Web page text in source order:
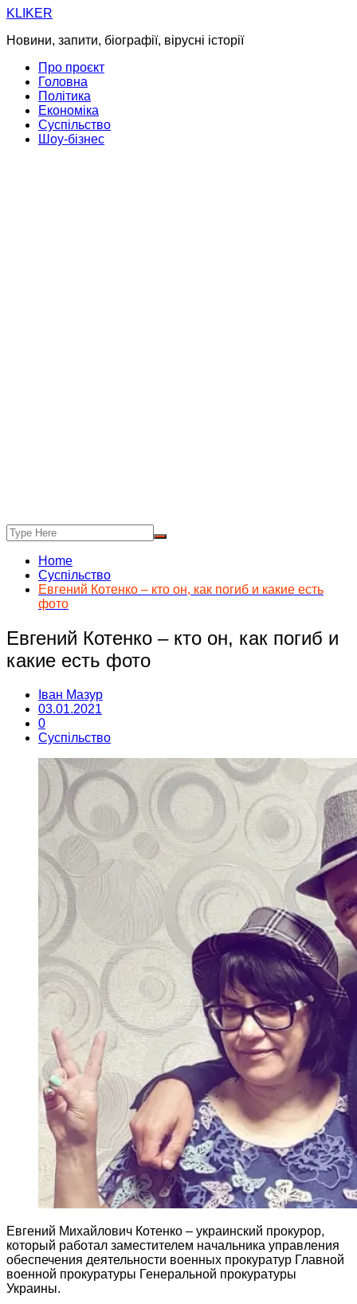
Skip
content
KLIKER
Новини, запити, біографії, вірусні історії
Про проєкт
Головна
Політика
Економіка
Суспільство
Шоу-бізнес
Home
Суспільство
Евгений Котенко – кто он, как погиб и какие есть
фото
Евгений Котенко – кто он, как погиб и
какие есть фото
Іван Мазур
03.01.2021
0
Суспільство
Евгений Михайлович Котенко – украинский прокурор,
который работал заместителем начальника управления
обеспечения деятельности военных прокуратур Главной
военной прокуратуры Генеральной прокуратуры
Украины.